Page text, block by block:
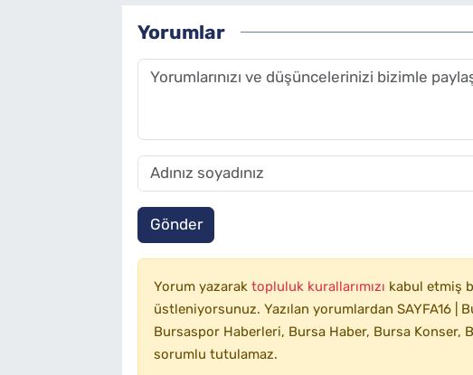
Yorumlar
Gönder
Yorum yazarak topluluk kurallarımızı kabul etmiş
üstleniyorsunuz. Yazılan yorumlardan SAYFA16 |
Bursaspor Haberleri, Bursa Haber, Bursa Konser,
sorumlu tutulamaz.